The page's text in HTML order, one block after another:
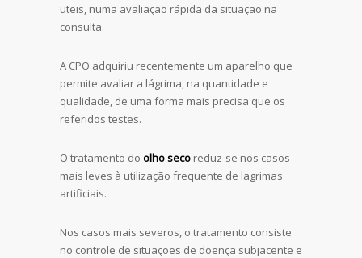
uteis, numa avaliação rápida da situação na
consulta.
A CPO adquiriu recentemente um aparelho que
permite avaliar a lágrima, na quantidade e
qualidade, de uma forma mais precisa que os
referidos testes.
O tratamento do olho seco reduz-se nos casos
mais leves à utilização frequente de lagrimas
artificiais.
Nos casos mais severos, o tratamento consiste
no controle de situações de doença subjacente e